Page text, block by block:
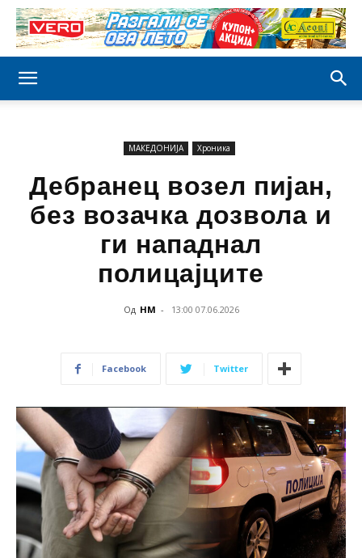
МАКЕДОНИЈА Хроника
Дебранец возел пијан,
без возачка дозвола и
ги нападнал
полицајците
Од НМ - 13:00 07.06.2026
Facebook Twitter